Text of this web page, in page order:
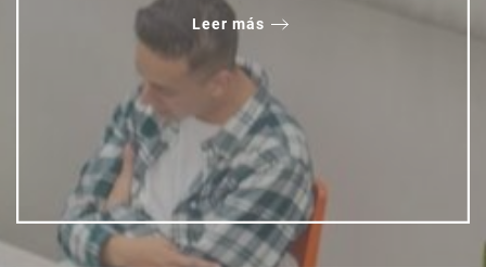
Leer más